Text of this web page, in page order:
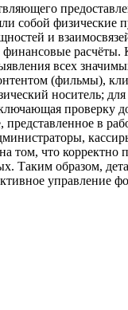
собой физические
и
расчёты.
всех
(фильмы),
носитель;
проверку
в
том, что корректно
Таким образом,
управление